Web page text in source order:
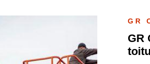
GR
GR